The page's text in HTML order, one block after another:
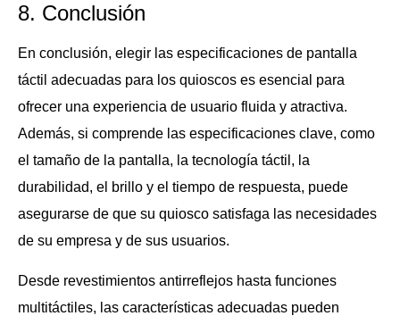
8. Conclusión
En conclusión, elegir las especificaciones de pantalla
táctil adecuadas para los quioscos es esencial para
ofrecer una experiencia de usuario fluida y atractiva.
Además, si comprende las especificaciones clave, como
el tamaño de la pantalla, la tecnología táctil, la
durabilidad, el brillo y el tiempo de respuesta, puede
asegurarse de que su quiosco satisfaga las necesidades
de su empresa y de sus usuarios.
Desde revestimientos antirreflejos hasta funciones
multitáctiles, las características adecuadas pueden